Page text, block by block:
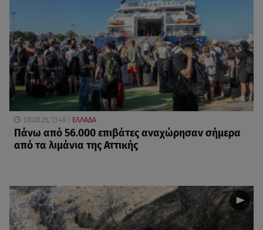
08.08.26, 13:49 ΕΛΛΑΔΑ
Πάνω από 56.000 επιβάτες αναχώρησαν σήμερα
από τα λιμάνια της Αττικής